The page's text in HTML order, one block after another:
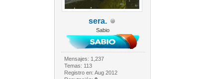
sera.
Sabio
Mensajes: 1,237
Temas: 113
Registro en: Aug 2012